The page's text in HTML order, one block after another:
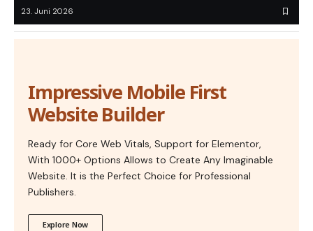
23. Juni 2026
Impressive Mobile First
Website Builder
Ready for Core Web Vitals, Support for Elementor,
With 1000+ Options Allows to Create Any Imaginable
Website. It is the Perfect Choice for Professional
Publishers.
Explore Now